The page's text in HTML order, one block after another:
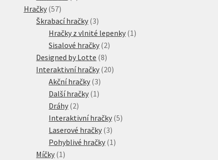
Hračky 5757
produktů
Škrabací hračky 33
produkty
Hračky z vlnité lepenky 1 1
Sisalové hračky 22
Designed by Lotte 88
produktů
Interaktivní hračky 2020
Akční hračky 33
produkty
Další hračky 1 1
Dráhy 22
produkty
Interaktivní hračky 55
Laserové hračky 33
produkty
Pohyblivé hračky 1 1
Míčky 1 1